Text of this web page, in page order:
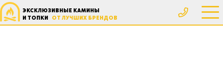
ЭКСКЛЮЗИВНЫЕ КАМИНЫ
И ТОПКИ ОТ ЛУЧШИХ БРЕНДОВ